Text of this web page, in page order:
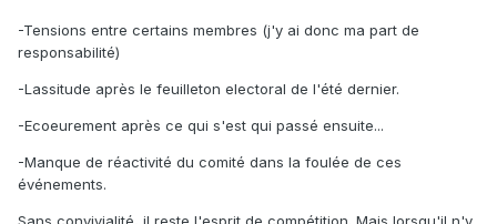
-Tensions entre certains membres (j'y ai donc ma part de
responsabilité)
-Lassitude après le feuilleton electoral de l'été dernier.
-Ecoeurement après ce qui s'est qui passé ensuite...
-Manque de réactivité du comité dans la foulée de ces
événements.
Sans convivialité, il reste l'esprit de compétition. Mais lorsqu'il n'y